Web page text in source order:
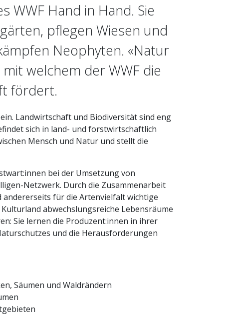
WWF Hand in Hand. Sie
pflegen Wiesen und
Neophyten. «Natur
welchem der WWF die
fördert.
Landwirtschaft und Biodiversität sind eng
sich in land- und forstwirtschaftlich
Mensch und Natur und stellt die
bei der Umsetzung von
Netzwerk. Durch die Zusammenarbeit
für die Artenvielfalt wichtige
abwechslungsreiche Lebensräume
Sie lernen die Produzent:innen in ihrer
und die Herausforderungen
Säumen und Waldrändern